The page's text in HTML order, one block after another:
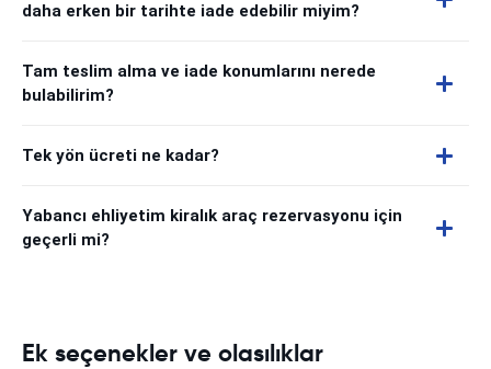
daha erken bir tarihte iade edebilir miyim?
Tam teslim alma ve iade konumlarını nerede
bulabilirim?
Tek yön ücreti ne kadar?
Yabancı ehliyetim kiralık araç rezervasyonu için
geçerli mi?
Ek seçenekler ve olasılıklar